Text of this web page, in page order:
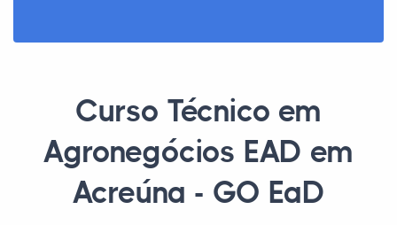
Curso Técnico em
Agronegócios EAD em
Acreúna - GO EaD